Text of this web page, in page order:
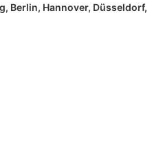
Berlin, Hannover, Düsseldorf,